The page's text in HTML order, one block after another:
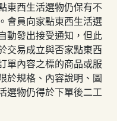
東西生活選物仍保有不
會員向家點東西生活選
動發出接受通知，但此
交易成立與否家點東西
單內容之標的商品或服
於規格、內容說明、圖
選物仍得於下單後二工